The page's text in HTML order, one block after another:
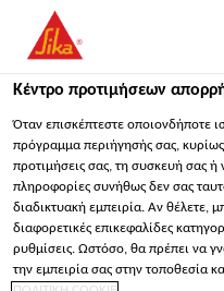
You are accessing "Sika
Πολιτείες". We have a
ΣΕ ΠΑΡΑΜΕΊΝΕΤΕ
Sika Hellas ΑΒΕΕ
Sika
Κέντρο προτιμήσεων
Όταν επισκέπτεστε οποιονδήποτε
πρόγραμμα περιήγησής σας,
προτιμήσεις σας, τη συσκευή σας
πληροφορίες συνήθως δεν σας
διαδικτυακή εμπειρία. Αν θέλετε,
διαφορετικές επικεφαλίδες
ρυθμίσεις. Ωστόσο, θα πρέπει να
την εμπειρία σας στην τοποθεσία